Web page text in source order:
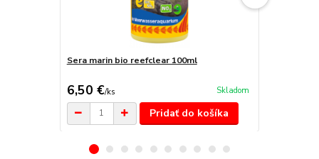
Sera marin bio reefclear 100ml
6,50 €/ks Skladom
Pridať do košíka